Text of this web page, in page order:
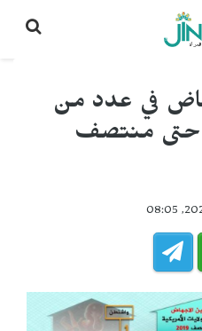
في عدد من
حتى منتصف